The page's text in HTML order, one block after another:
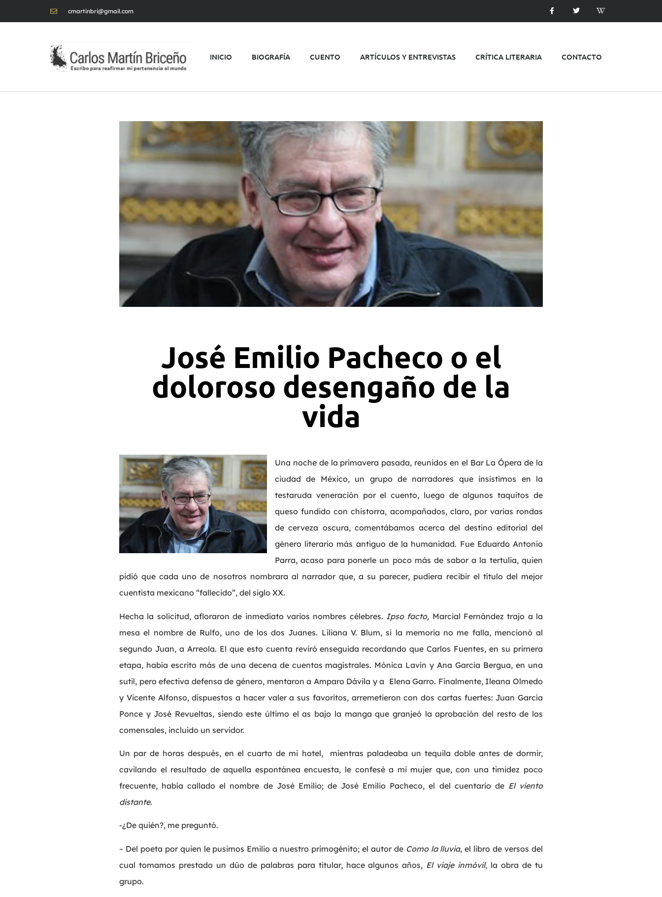
cmartinbri@gmail.com
INICIO BIOGRAFÍA CUENTO ARTÍCULOS Y ENTREVISTAS CRÍTICA LITERARIA CONTACTO
José Emilio Pacheco o el
doloroso desengaño de la
vida
Una noche de la primavera pasada, reunidos en el Bar La Ópera de la
ciudad de México, un grupo de narradores que insistimos en la
testaruda veneración por el cuento, luego de algunos taquitos de
queso fundido con chistorra, acompañados, claro, por varias rondas
de cerveza oscura, comentábamos acerca del destino editorial del
género literario más antiguo de la humanidad. Fue Eduardo Antonio
Parra, acaso para ponerle un poco más de sabor a la tertulia, quien
pidió que cada uno de nosotros nombrara al narrador que, a su parecer, pudiera recibir el título del mejor
cuentista mexicano “fallecido”, del siglo XX.
Hecha la solicitud, afloraron de inmediato varios nombres célebres. Ipso facto, Marcial Fernández trajo a la
mesa el nombre de Rulfo, uno de los dos Juanes. Liliana V. Blum, si la memoria no me falla, mencionó al
segundo Juan, a Arreola. El que esto cuenta reviró enseguida recordando que Carlos Fuentes, en su primera
etapa, había escrito más de una decena de cuentos magistrales. Mónica Lavín y Ana García Bergua, en una
sutil, pero efectiva defensa de género, mentaron a Amparo Dávila y a Elena Garro. Finalmente, Ileana Olmedo
y Vicente Alfonso, dispuestos a hacer valer a sus favoritos, arremetieron con dos cartas fuertes: Juan García
Ponce y José Revueltas, siendo este último el as bajo la manga que granjeó la aprobación del resto de los
comensales, incluido un servidor.
Un par de horas después, en el cuarto de mi hotel, mientras paladeaba un tequila doble antes de dormir,
cavilando el resultado de aquella espontánea encuesta, le confesé a mi mujer que, con una timidez poco
frecuente, había callado el nombre de José Emilio; de José Emilio Pacheco, el del cuentario de El viento
distante.
-¿De quién?, me preguntó.
– Del poeta por quien le pusimos Emilio a nuestro primogénito; el autor de Como la lluvia, el libro de versos del
cual tomamos prestado un dúo de palabras para titular, hace algunos años, El viaje inmóvil, la obra de tu
grupo.